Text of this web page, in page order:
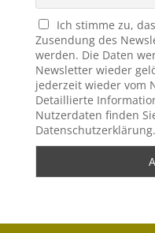
Ich stimme zu,
Zusendung des
werden. Die Daten
Newsletter wieder
jederzeit wieder vom
Detaillierte
Nutzerdaten finden
Datenschutzerklärung.